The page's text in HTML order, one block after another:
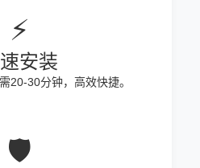
⚡
安装
20-30分钟，高效快捷。
🛡️